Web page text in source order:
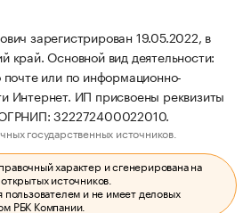
зарегистрирован 19.05.2022, в
край. Основной вид деятельности:
почте или по информационно-
Интернет. ИП присвоены реквизиты
322272400022010.
государственных источников.
характер и сгенерирована на
источников.
пользователем и не имеет деловых
РБК Компании.